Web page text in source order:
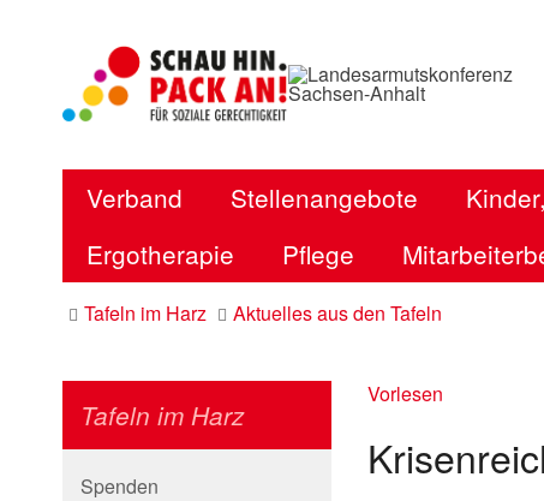
Verband Stellenangebote
Ergotherapie
Pflege
Tafeln im Harz Aktuelles aus den Tafeln
Tafeln im Harz
Spenden
Vorlesen